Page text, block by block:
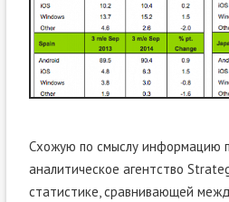
Схожую по смыслу информацию
аналитическое агентство
статистике, сравнивающей